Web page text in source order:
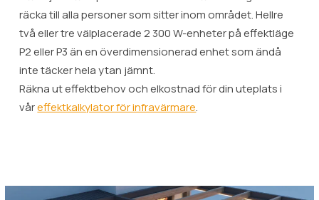
räcka till alla personer som sitter inom området. Hellre
två eller tre välplacerade 2 300 W-enheter på effektläge
P2 eller P3 än en överdimensionerad enhet som ändå
inte täcker hela ytan jämnt.
Räkna ut effektbehov och elkostnad för din uteplats i
våreffektkalkylator för infravärmare.